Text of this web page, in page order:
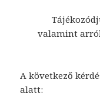
valamint
A következő
alatt: